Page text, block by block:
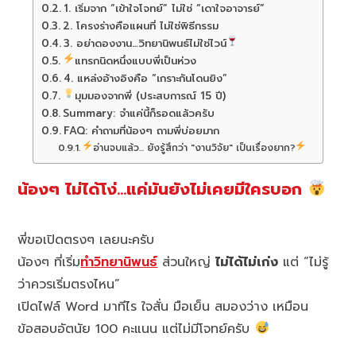
1. เริ่มจาก “เข้าใจโจทย์” ไม่ใช่ “เดาใจอาจารย์”
2. โครงร่างคือแผนที่ ไม่ใช่พิธีกรรม
3. อย่าดองงาน…วิทยานิพนธ์ไม่ใช่ไวน์
แทรกนิดหนึ่งแบบพี่เป็นห่วง
4. แหล่งอ้างอิงคือ “เกราะกันโดนยิง”
มุมมองจากพี่ (ประสบการณ์ 15 ปี)
Summary: จำแค่นี้ก็รอดแล้วครับ
FAQ: คำถามที่น้องๆ ถามพี่บ่อยมาก
อ่านจบแล้ว... ยังรู้สึกว่า "งานวิจัย" เป็นเรื่องยาก?
น้องๆ ไม่ได้โง่…แค่มันยังไม่เคยมีใครบอก
พี่ขอเปิดตรงๆ เลยนะครับ
น้องๆ ที่เริ่มทำวิทยานิพนธ์ ส่วนใหญ่ไม่ได้ไม่เก่ง แต่ “ไม่รู้
ว่าควรเริ่มตรงไหน”
เปิดไฟล์ Word มาทีไร ใจสั่น มือเย็น สมองว่าง เหมือน
ข้อสอบอัตนัย 100 คะแนน แต่ไม่มีโจทย์ครับ